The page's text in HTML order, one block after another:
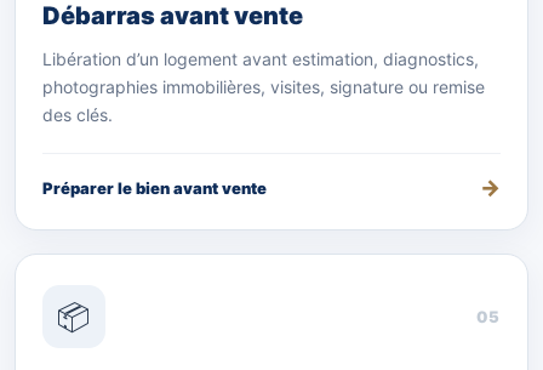
Débarras avant vente
Libération d’un logement avant estimation, diagnostics,
photographies immobilières, visites, signature ou remise
des clés.
Préparer le bien avant vente
📦 05